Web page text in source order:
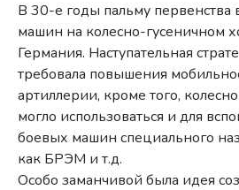
В 30-е годы пальму первенства
машин на колесно-гусеничном
Германия. Наступательная
требовала повышения
артиллерии, кроме того,
могло использоваться и для
боевых машин специального
как БРЭМ и т.д.
Особо заманчивой была идея